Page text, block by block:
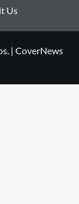
Us
| CoverNews